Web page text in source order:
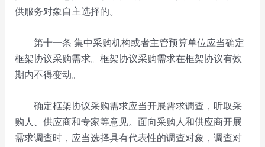
供服务对象自主选择的。
第十一条 集中采购机构或者主管预算单位应当确定
框架协议采购需求。框架协议采购需求在框架协议有效
期内不得变动。
确定框架协议采购需求应当开展需求调查，听取采
购人、供应商和专家等意见。面向采购人和供应商开展
需求调查时，应当选择具有代表性的调查对象，调查对